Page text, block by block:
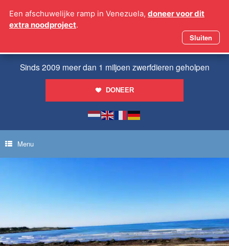
naar
Sinds 2009 meer dan 1 miljoen zwerfdieren geholpen
DONEER
Menu
Een afschuwelijke ramp in Venezuela, doneer voor dit
extra noodproject.
Sluiten